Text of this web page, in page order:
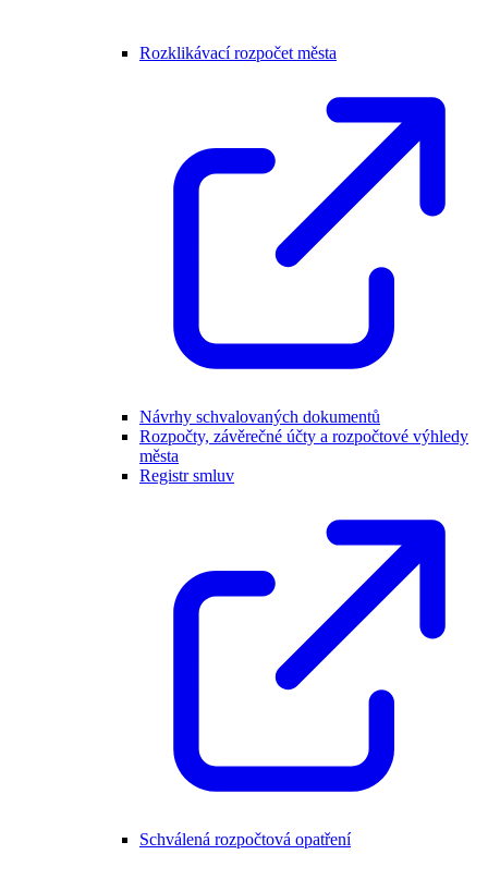
Rozklikávací rozpočet města
Návrhy schvalovaných dokumentů
Rozpočty, závěrečné účty a rozpočtové výhledy
města
Registr smluv
Schválená rozpočtová opatření